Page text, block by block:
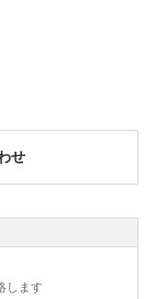
せ
します